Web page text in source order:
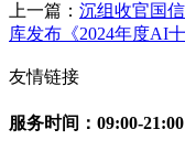
上一篇： 沉组收官国
库发布《2024年度AI
友情链接
服务时间：09:00-21:00